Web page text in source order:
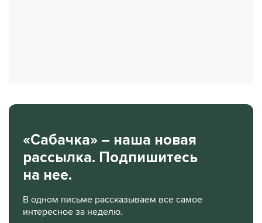
«Сабачка» – наша новая
рассылка. Подпишитесь
на нее.
В одном письме рассказываем все самое
интересное за неделю.